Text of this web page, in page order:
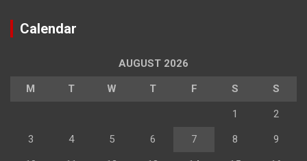
Calendar
AUGUST 2026
M T W T F S S
1 2
3 4 5 6 7 8 9